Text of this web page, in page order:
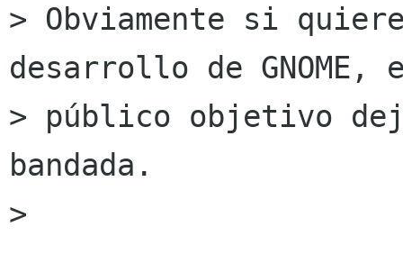
> Obviamente si
desarrollo de GNOME,
> público objetivo
bandada.
>